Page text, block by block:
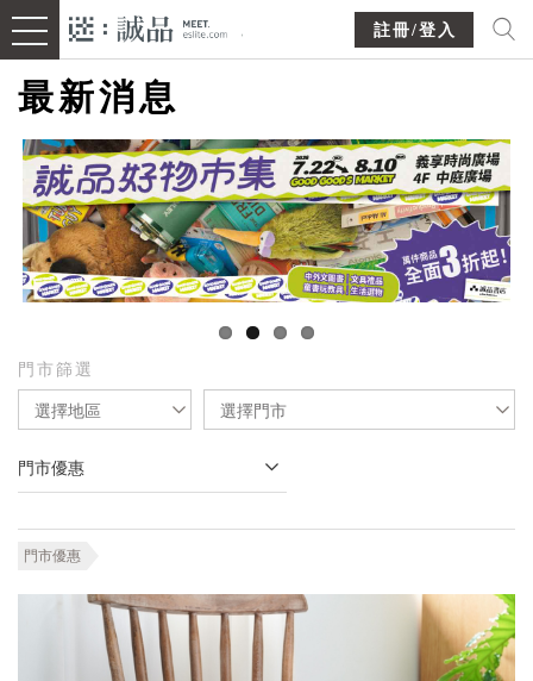
註冊/登入
最新消息
門市篩選
選擇地區 選擇門市
門市優惠
門市優惠